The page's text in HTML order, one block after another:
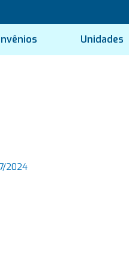
Unidades
2024